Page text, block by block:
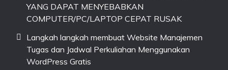
YANG DAPAT MENYEBABKAN
COMPUTER/PC/LAPTOP CEPAT RUSAK
Langkah langkah membuat Website Manajemen
Tugas dan Jadwal Perkuliahan Menggunakan
WordPress Gratis